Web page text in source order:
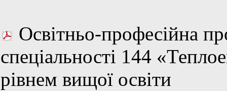
Освітньо-професійна
спеціальності 144
рівнем вищої освіти